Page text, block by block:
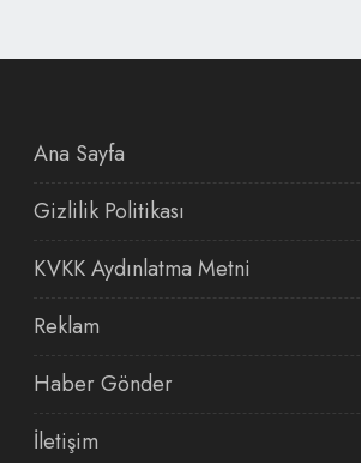
Ana Sayfa
Gizlilik Politikası
KVKK Aydınlatma Metni
Reklam
Haber Gönder
İletişim